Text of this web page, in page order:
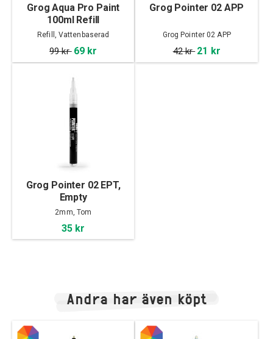
Grog Aqua Pro Paint
100ml Refill
Refill, Vattenbaserad
99 kr 69 kr
Grog Pointer 02 APP
Grog Pointer 02 APP
42 kr 21 kr
Grog Pointer 02 EPT,
Empty
2mm, Tom
35 kr
Andra har även köpt